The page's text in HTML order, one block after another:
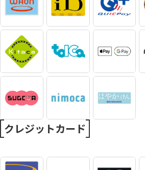
クレジットカード